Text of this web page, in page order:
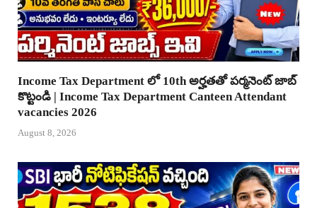
Income Tax Department లో 10th అర్హతతో పర్మనెంట్ జాబ్
కొట్టండి | Income Tax Department Canteen Attendant
vacancies 2026
August 8, 2026